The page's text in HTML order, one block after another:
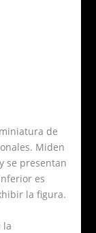
de
Miden
y se presentan
es
la figura.
la